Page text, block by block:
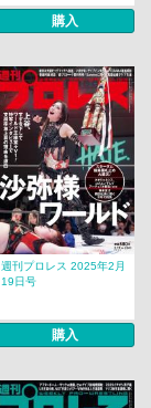
購入
週刊プロレス 2025年2月
19日号
購入